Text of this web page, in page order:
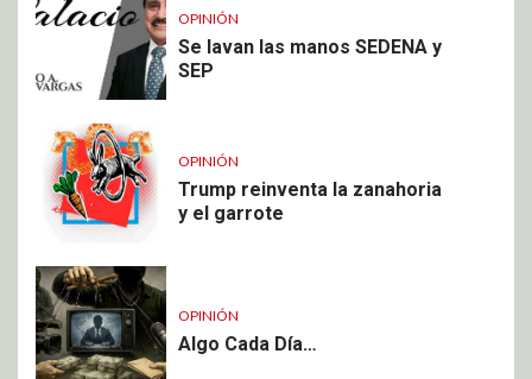
OPINIÓN
Se lavan las manos SEDENA y
SEP
OPINIÓN
Trump reinventa la zanahoria
y el garrote
OPINIÓN
Algo Cada Día…